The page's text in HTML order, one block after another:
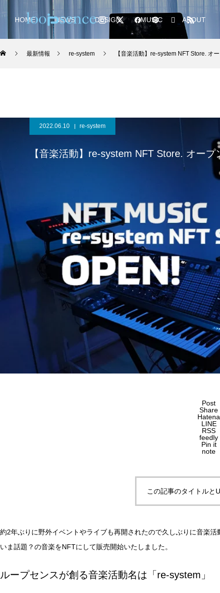
HOME NEWS DESIGN MUSIC ABOUT
最新情報 re-system 【音楽活動】re-system NFT Store. オ
2022.06.10 re-system
【音楽活動】re-system NFT Store. オー
Post
Share
Hatena
LINE
RSS
feedly
Pin it
note
この記事のタイトルと
約2年ぶりに野外イベントやライブも再開されたので久しぶりに音楽
いま話題？の音楽をNFTにして販売開始いたしました。
ループセンスが創る音楽活動名は「re-system」